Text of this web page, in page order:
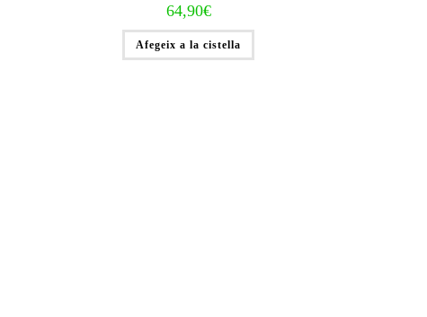
64,90€
Afegeix a la cistella